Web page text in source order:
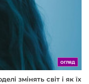
ОГЛЯД
змінять світ і як їх